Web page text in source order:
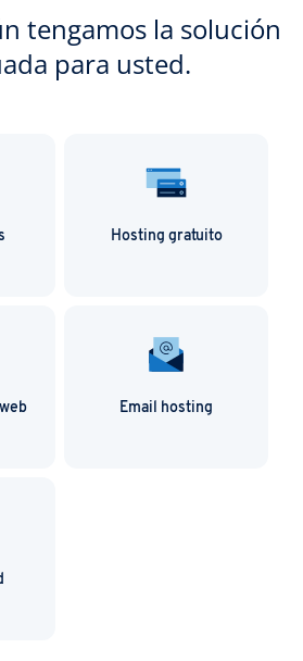
tengamos la solución
para usted.
Hosting gratuito
Email hosting